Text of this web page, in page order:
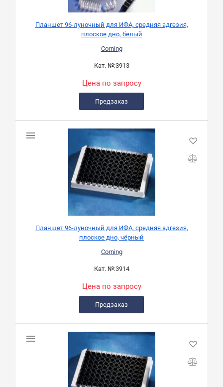
Планшет 96-луночный для ИФА, средняя адгезия,
плоское дно, белый
Corning
Кат. №:3913
Цена по запросу
Предзаказ
Планшет 96-луночный для ИФА, средняя адгезия,
плоское дно, чёрный
Corning
Кат. №:3914
Цена по запросу
Предзаказ